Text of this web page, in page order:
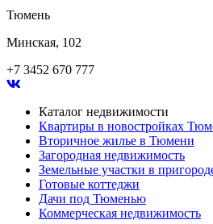
Тюмень
Минская, 102
+7 3452 670 777
Каталог недвижимости
Квартиры в новостройках
Вторичное жилье в Тюмени
Загородная недвижимость
Земельные участки в
Готовые коттеджи
Дачи под Тюменью
Коммерческая недвижимость